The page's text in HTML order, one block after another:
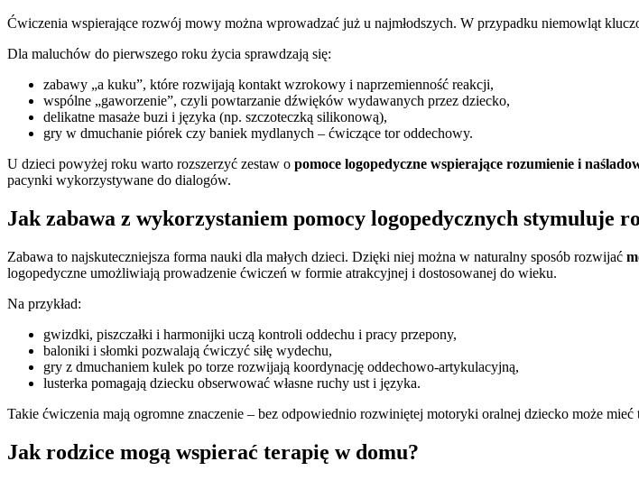
Ćwiczenia wspierające rozwój mowy można wprowadzać już u najmłodszych. W przypadku niemowląt
Dla maluchów do pierwszego roku życia sprawdzają się:
zabawy „a kuku”, które rozwijają kontakt wzrokowy i naprzemienność reakcji,
wspólne „gaworzenie”, czyli powtarzanie dźwięków wydawanych przez dziecko,
delikatne masaże buzi i języka (np. szczoteczką silikonową),
gry w dmuchanie piórek czy baniek mydlanych – ćwiczące tor oddechowy.
U dzieci powyżej roku warto rozszerzyć zestaw o pomoce logopedyczne wspierające rozumienie i
pacynki wykorzystywane do dialogów.
Jak zabawa z wykorzystaniem pomocy logopedycznych stymuluje
Zabawa to najskuteczniejsza forma nauki dla małych dzieci. Dzięki niej można w naturalny sposób rozwijać
logopedyczne umożliwiają prowadzenie ćwiczeń w formie atrakcyjnej i dostosowanej do wieku.
Na przykład:
gwizdki, piszczałki i harmonijki uczą kontroli oddechu i pracy przepony,
baloniki i słomki pozwalają ćwiczyć siłę wydechu,
gry z dmuchaniem kulek po torze rozwijają koordynację oddechowo-artykulacyjną,
lusterka pomagają dziecku obserwować własne ruchy ust i języka.
Takie ćwiczenia mają ogromne znaczenie – bez odpowiednio rozwiniętej motoryki oralnej dziecko może
Jak rodzice mogą wspierać terapię w domu?